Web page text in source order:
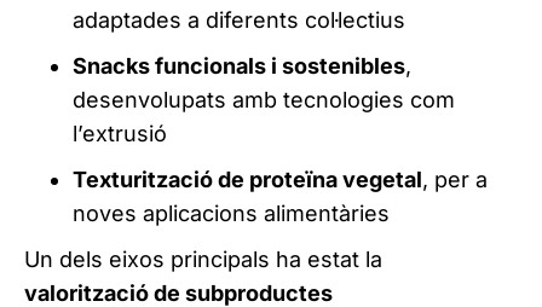
adaptades a diferents col·lectius
Snacks funcionals i sostenibles,
desenvolupats amb tecnologies com
l’extrusió
Texturització de proteïna vegetal, per a
noves aplicacions alimentàries
Un dels eixos principals ha estat la
valorització de subproductes